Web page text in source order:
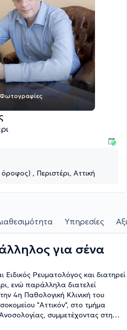
, Περιστέρι, Αττική
Υπηρεσίες
για σένα
Ειδικός Ρευματολόγος και διατηρεί
ενώ παράλληλα διατελεί
4η Παθολογική Κλινική του
"Αττικόν", στο τμήμα
συμμετέχοντας στη